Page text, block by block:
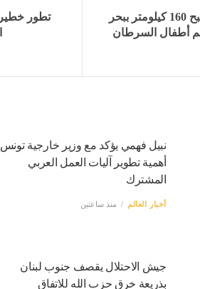
بعد 4 محاولات فاشلة.. بولندي يسبح 160 كيلومتر ببحر
نبيل فهمي يؤكد مع وزير خارجية تونس
أهمية تطوير آليات العمل العربي
المشترك
أخبار العالم منذ ساعتين
جيش الاحتلال يقصف جنوب لبنان
بذريعة خرق حزب الله للاتفاق